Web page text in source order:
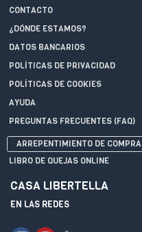
CONTACTO
¿DÓNDE ESTAMOS?
DATOS BANCARIOS
POLÍTICAS DE PRIVACIDAD
POLÍTICAS DE COOKIES
AYUDA
PREGUNTAS FRECUENTES (FAQ)
ARREPENTIMIENTO DE COMPRA
LIBRO DE QUEJAS ONLINE
CASA LIBERTELLA
EN LAS REDES